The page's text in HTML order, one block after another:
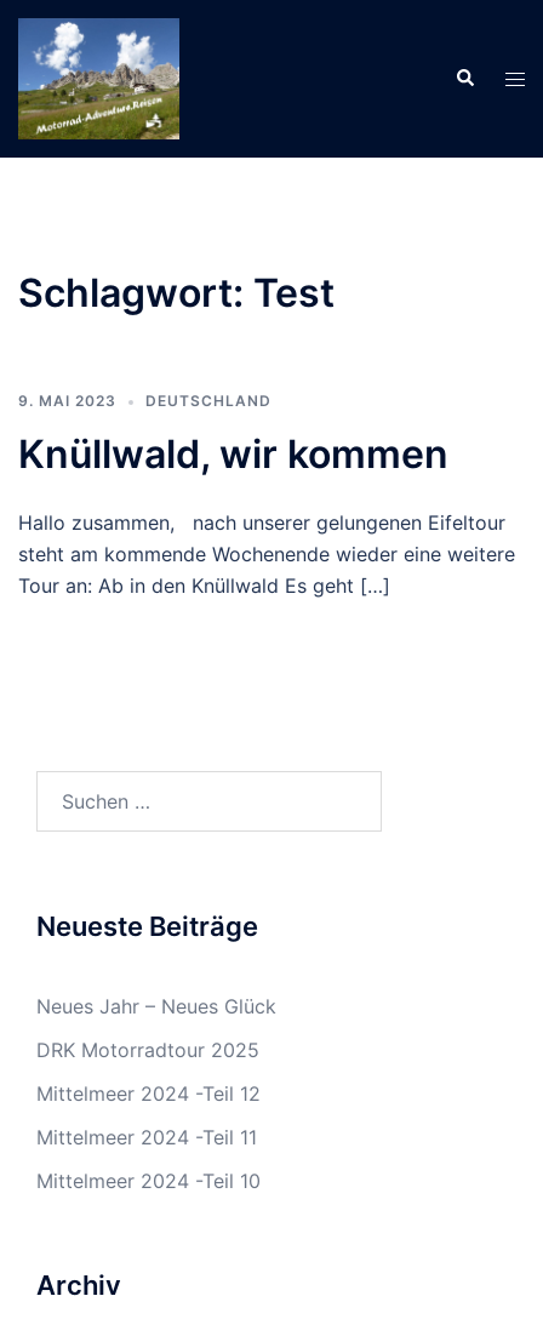
Zum
Inhalt
springen
Suche
Schlagwort: Test
9. MAI 2023 DEUTSCHLAND
Knüllwald, wir kommen
Hallo zusammen, nach unserer gelungenen Eifeltour
steht am kommende Wochenende wieder eine weitere
Tour an: Ab in den Knüllwald Es geht […]
Neueste Beiträge
Neues Jahr – Neues Glück
DRK Motorradtour 2025
Mittelmeer 2024 -Teil 12
Mittelmeer 2024 -Teil 11
Mittelmeer 2024 -Teil 10
Archiv